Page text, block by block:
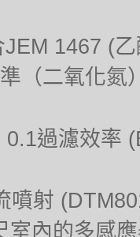
JEM 1467 (
（二氧化氮
0.1過濾效率
噴射
室內的多感